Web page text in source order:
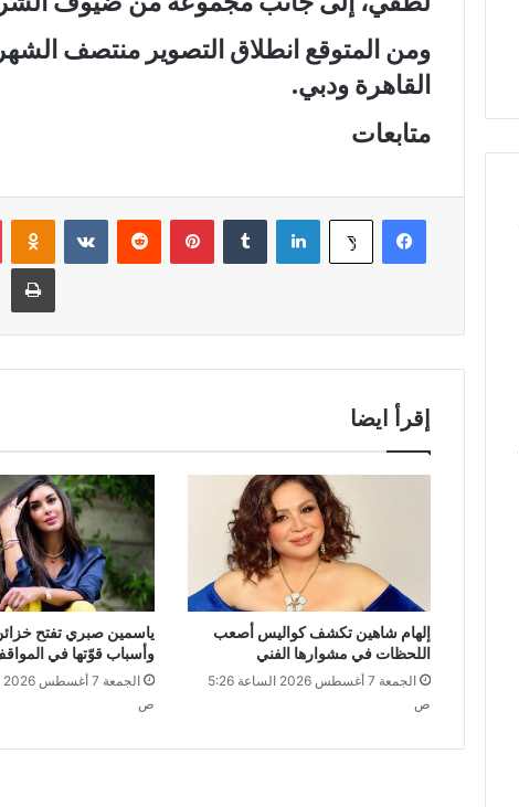
ومن المتوقع انطلاق التصوير منتصف
القاهرة ودبي.
متابعات
فيسبوك ‫X لينكدإن بينتيريست
إقرأ ايضا
إلهام شاهين تكشف كواليس أصعب
اللحظات في مشوارها الفني
الجمعة 7 أغسطس 2026 الساعة 5:26
ص
ياسمين صبري تفتح
وأسباب قوّتها في
ص